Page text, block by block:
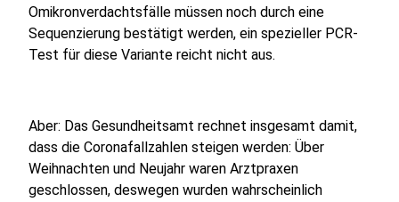
Omikronverdachtsfälle müssen noch durch eine
Sequenzierung bestätigt werden, ein spezieller PCR-
Test für diese Variante reicht nicht aus.
Aber: Das Gesundheitsamt rechnet insgesamt damit,
dass die Coronafallzahlen steigen werden: Über
Weihnachten und Neujahr waren Arztpraxen
geschlossen, deswegen wurden wahrscheinlich